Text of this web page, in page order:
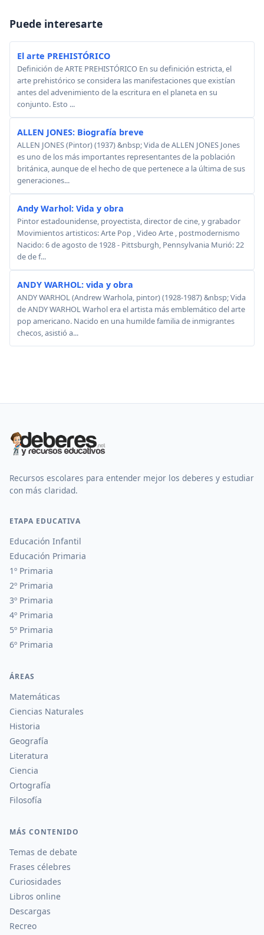
Puede interesarte
El arte PREHISTÓRICO
Definición de ARTE PREHISTÓRICO En su definición estricta, el
arte prehistórico se considera las manifestaciones que existían
antes del advenimiento de la escritura en el planeta en su
conjunto. Esto ...
ALLEN JONES: Biografía breve
ALLEN JONES (Pintor) (1937) &nbsp; Vida de ALLEN JONES Jones
es uno de los más importantes representantes de la población
británica, aunque de el hecho de que pertenece a la última de sus
generaciones...
Andy Warhol: Vida y obra
Pintor estadounidense, proyectista, director de cine, y grabador
Movimientos artisticos: Arte Pop , Video Arte , postmodernismo
Nacido: 6 de agosto de 1928 - Pittsburgh, Pennsylvania Murió: 22
de de f...
ANDY WARHOL: vida y obra
ANDY WARHOL (Andrew Warhola, pintor) (1928-1987) &nbsp; Vida
de ANDY WARHOL Warhol era el artista más emblemático del arte
pop americano. Nacido en una humilde familia de inmigrantes
checos, asistió a...
Recursos escolares para entender mejor los deberes y estudiar
con más claridad.
ETAPA EDUCATIVA
Educación Infantil
Educación Primaria
1º Primaria
2º Primaria
3º Primaria
4º Primaria
5º Primaria
6º Primaria
ÁREAS
Matemáticas
Ciencias Naturales
Historia
Geografía
Literatura
Ciencia
Ortografía
Filosofía
MÁS CONTENIDO
Temas de debate
Frases célebres
Curiosidades
Libros online
Descargas
Recreo